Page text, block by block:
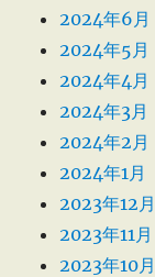
2024年6月
2024年5月
2024年4月
2024年3月
2024年2月
2024年1月
2023年12月
2023年11月
2023年10月